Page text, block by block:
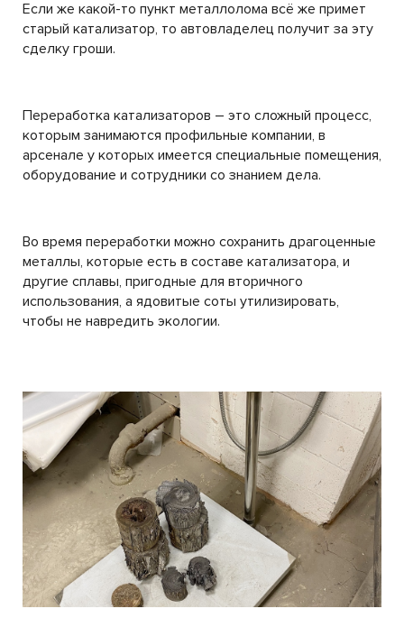
Если же какой-то пункт металлолома всё же примет
старый катализатор, то автовладелец получит за эту
сделку гроши.
Переработка катализаторов – это сложный процесс,
которым занимаются профильные компании, в
арсенале у которых имеется специальные помещения,
оборудование и сотрудники со знанием дела.
Во время переработки можно сохранить драгоценные
металлы, которые есть в составе катализатора, и
другие сплавы, пригодные для вторичного
использования, а ядовитые соты утилизировать,
чтобы не навредить экологии.